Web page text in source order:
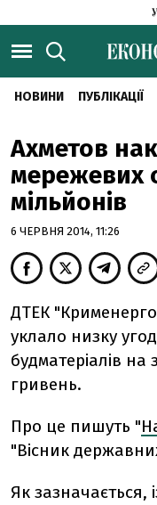
НОВИНИ ПУБЛІКАЦІЇ
Ахметов
мережевих
мільйонів
6 ЧЕРВНЯ 2014, 11:26
ДТЕК
уклало низку
будматеріалів на
гривень.
Про це пишуть "
"Вісник
Як зазначається,